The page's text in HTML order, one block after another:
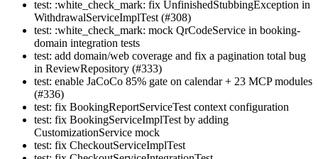
test: :white_check_mark: fix UnfinishedStubbingException in
WithdrawalServiceImplTest (#308)
test: :white_check_mark: mock QrCodeService in booking-
domain integration tests
test: add domain/web coverage and fix a pagination total bug
in ReviewRepository (#333)
test: enable JaCoCo 85% gate on calendar + 23 MCP modules
(#336)
test: fix BookingReportServiceTest context configuration
test: fix BookingServiceImplTest by adding
CustomizationService mock
test: fix CheckoutServiceImplTest